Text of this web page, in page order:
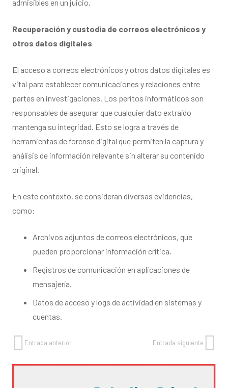
admisibles en un juicio.
Recuperación y custodia de correos electrónicos y
otros datos digitales
El acceso a correos electrónicos y otros datos digitales es
vital para establecer comunicaciones y relaciones entre
partes en investigaciones. Los peritos informáticos son
responsables de asegurar que cualquier dato extraído
mantenga su integridad. Esto se logra a través de
herramientas de forense digital que permiten la captura y
análisis de información relevante sin alterar su contenido
original.
En este contexto, se consideran diversas evidencias,
como:
Archivos adjuntos de correos electrónicos, que
pueden proporcionar información crítica.
Registros de comunicación en aplicaciones de
mensajería.
Datos de acceso y logs de actividad en sistemas y
cuentas.
Entrada anterior Entrada siguiente